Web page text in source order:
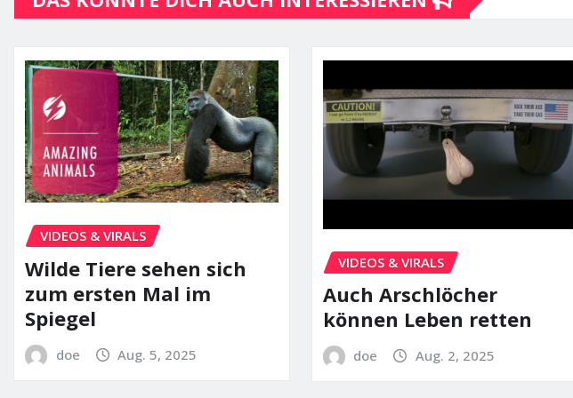
VIDEOS & VIRALS
Wilde Tiere sehen sich
zum ersten Mal im
Spiegel
doe Aug. 5, 2025
VIDEOS & VIRALS
Auch Arschlöcher
können Leben retten
doe Aug. 2, 2025